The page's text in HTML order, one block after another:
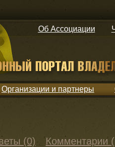
Об Ассоциации
Организации и партнеры
(0) Комментарии